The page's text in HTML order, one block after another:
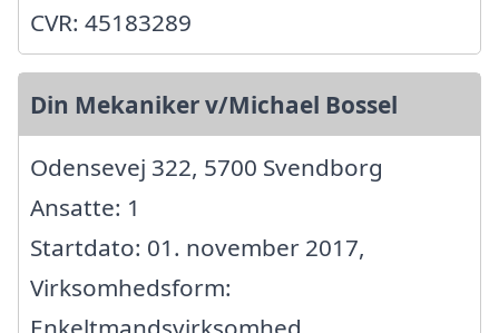
CVR: 45183289
Din Mekaniker v/Michael Bossel
Odensevej 322, 5700 Svendborg
Ansatte: 1
Startdato: 01. november 2017,
Virksomhedsform: